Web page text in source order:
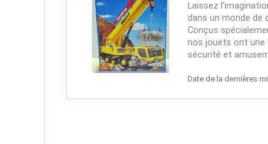
Laissez
dans un monde de
Conçus
nos jouets ont une
sécurité et
Date de la dernières